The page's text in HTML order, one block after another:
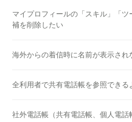
マイプロフィールの「スキル」「
補を削除したい
海外からの着信時に名前が表示され
全利用者で共有電話帳を参照できる
社外電話帳（共有電話帳、個人電